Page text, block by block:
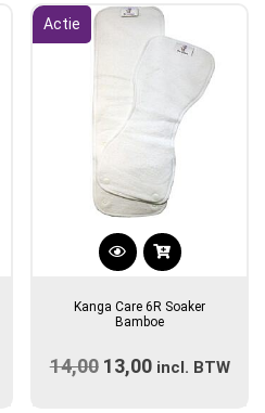
Actie
Dit
heeft
variaties.
Kanga Care 6R Soaker
Bamboe
14,00 Oorspronkelijke
13,00Huidige
incl. BTW